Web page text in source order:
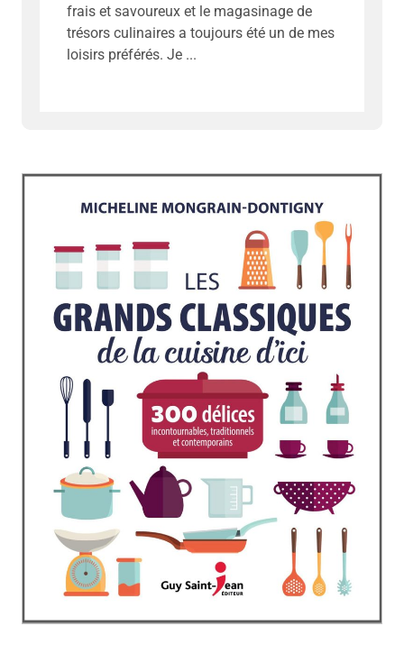
frais et savoureux et le magasinage de
trésors culinaires a toujours été un de mes
loisirs préférés. Je